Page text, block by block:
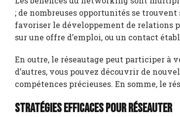
; de nombreuses opportunités se
favoriser le développement de relations
sur une offre d’emploi, ou un contact
En outre, le réseautage peut participer à
d’autres, vous pouvez découvrir de
compétences précieuses. En somme, le
Stratégies efficaces pour réseauter